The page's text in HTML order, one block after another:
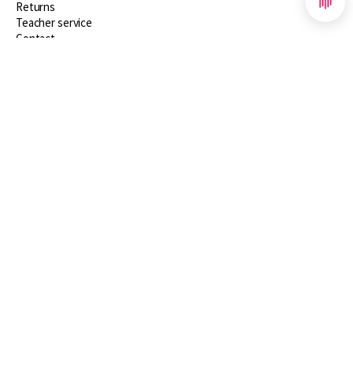
Returns
Teacher service
Contact